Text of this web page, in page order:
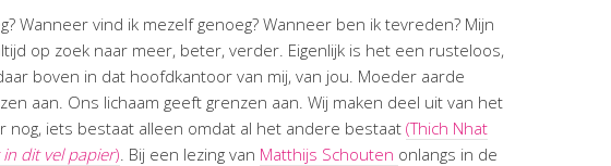
Wanneer vind ik mezelf genoeg? Wanneer ben ik tevreden? Mijn
op zoek naar meer, beter, verder. Eigenlijk is het een rusteloos,
boven in dat hoofdkantoor van mij, van jou. Moeder aarde
aan. Ons lichaam geeft grenzen aan. Wij maken deel uit van het
nog, iets bestaat alleen omdat al het andere bestaat (Thich Nhat
dit vel papier). Bij een lezing van Matthijs Schouten onlangs in de